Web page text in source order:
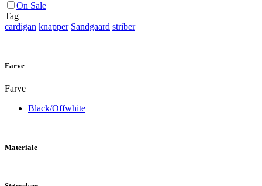
On Sale
Tag
cardigan knapper Sandgaard striber
Farve
Farve
Black/Offwhite
Materiale